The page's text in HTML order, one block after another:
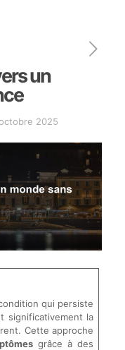
un
2025
qui persiste
significativement la
Cette approche
grâce à des